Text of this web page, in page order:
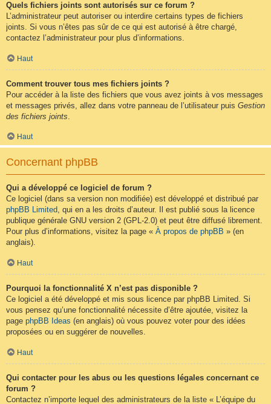
Quels fichiers joints sont autorisés sur ce forum ?
L’administrateur peut autoriser ou interdire certains types de fichiers
joints. Si vous n’êtes pas sûr de ce qui est autorisé à être chargé,
contactez l’administrateur pour plus d’informations.
Haut
Comment trouver tous mes fichiers joints ?
Pour accéder à la liste des fichiers que vous avez joints à vos messages
et messages privés, allez dans votre panneau de l’utilisateur puis Gestion
des fichiers joints
Haut
Concernant phpBB
Qui a développé ce logiciel de forum ?
Ce logiciel (dans sa version non modifiée) est développé et distribué par
phpBB Limited, qui en a les droits d’auteur. Il est publié sous la licence
publique générale GNU version 2 (GPL-2.0) et peut être diffusé librement.
Pour plus d’informations, visitez la page « À propos de phpBB » (en
anglais).
Haut
Pourquoi la fonctionnalité X n’est pas disponible ?
Ce logiciel a été développé et mis sous licence par phpBB Limited. Si
vous pensez qu’une fonctionnalité nécessite d’être ajoutée, visitez la
page phpBB Ideas (en anglais) où vous pouvez voter pour des idées
proposées ou en suggérer de nouvelles.
Haut
Qui contacter pour les abus ou les questions légales concernant ce
forum ?
Contactez n’importe lequel des administrateurs de la liste « L’équipe du